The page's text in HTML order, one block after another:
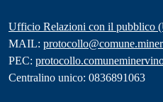
Ufficio Relazioni con il pubblico
MAIL:
PEC:
Centralino unico: 0836891063